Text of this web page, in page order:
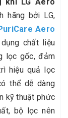
hãng bởi LG,
Aero
chất liệu
lọc gốc, đảm
hiệu quả lọc
thể dễ dàng
kỹ thuật phức
bộ lọc nên